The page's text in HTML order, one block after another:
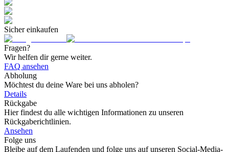
Sicher einkaufen
Fragen?
Wir helfen dir gerne weiter.
FAQ ansehen
Abholung
Möchtest du deine Ware bei uns abholen?
Details
Rückgabe
Hier findest du alle wichtigen Informationen zu unseren
Rückgaberichtlinien.
Ansehen
Folge uns
Bleibe auf dem Laufenden und folge uns auf unseren Social-Media-